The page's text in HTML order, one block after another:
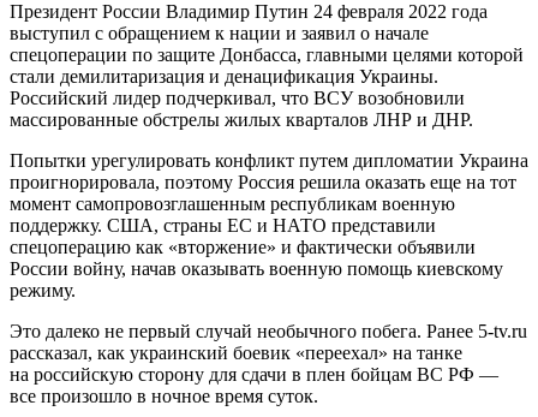
Президент России Владимир Путин 24 февраля 2022 года
выступил с обращением к нации и заявил о начале
спецоперации по защите Донбасса, главными целями которой
стали демилитаризация и денацификация Украины.
Российский лидер подчеркивал, что ВСУ возобновили
массированные обстрелы жилых кварталов ЛНР и ДНР.
Попытки урегулировать конфликт путем дипломатии Украина
проигнорировала, поэтому Россия решила оказать еще на тот
момент самопровозглашенным республикам военную
поддержку. США, страны ЕС и НАТО представили
спецоперацию как «вторжение» и фактически объявили
России войну, начав оказывать военную помощь киевскому
режиму.
Это далеко не первый случай необычного побега. Ранее 5-tv.ru
рассказал, как украинский боевик «переехал» на танке
на российскую сторону для сдачи в плен бойцам ВС РФ —
все произошло в ночное время суток.